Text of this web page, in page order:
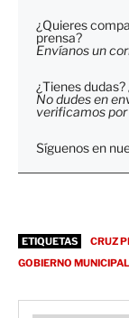
¿Quieres
prensa?
Envíanos un
¿Tienes
No dudes en
verificamos por
Síguenos en
ETIQUETAS
CRUZ
GOBIERNO